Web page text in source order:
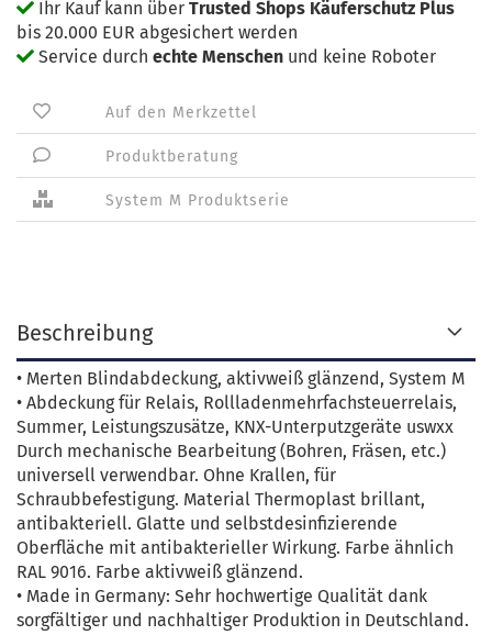
Ihr Kauf kann über Trusted Shops Käuferschutz Plus
bis 20.000 EUR abgesichert werden
Service durch echte Menschen und keine Roboter
Auf den Merkzettel
Produktberatung
System M Produktserie
Beschreibung
• Merten Blindabdeckung, aktivweiß glänzend, System M
• Abdeckung für Relais, Rollladenmehrfachsteuerrelais,
Summer, Leistungszusätze, KNX-Unterputzgeräte uswxx
Durch mechanische Bearbeitung (Bohren, Fräsen, etc.)
universell verwendbar. Ohne Krallen, für
Schraubbefestigung. Material Thermoplast brillant,
antibakteriell. Glatte und selbstdesinfizierende
Oberfläche mit antibakterieller Wirkung. Farbe ähnlich
RAL 9016. Farbe aktivweiß glänzend.
• Made in Germany: Sehr hochwertige Qualität dank
sorgfältiger und nachhaltiger Produktion in Deutschland.